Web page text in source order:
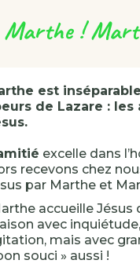
Marthe !
est
de Lazare : les
excelle dans
recevons chez
par Marthe et
accueille Jésus
avec
mais avec
souci » aussi !